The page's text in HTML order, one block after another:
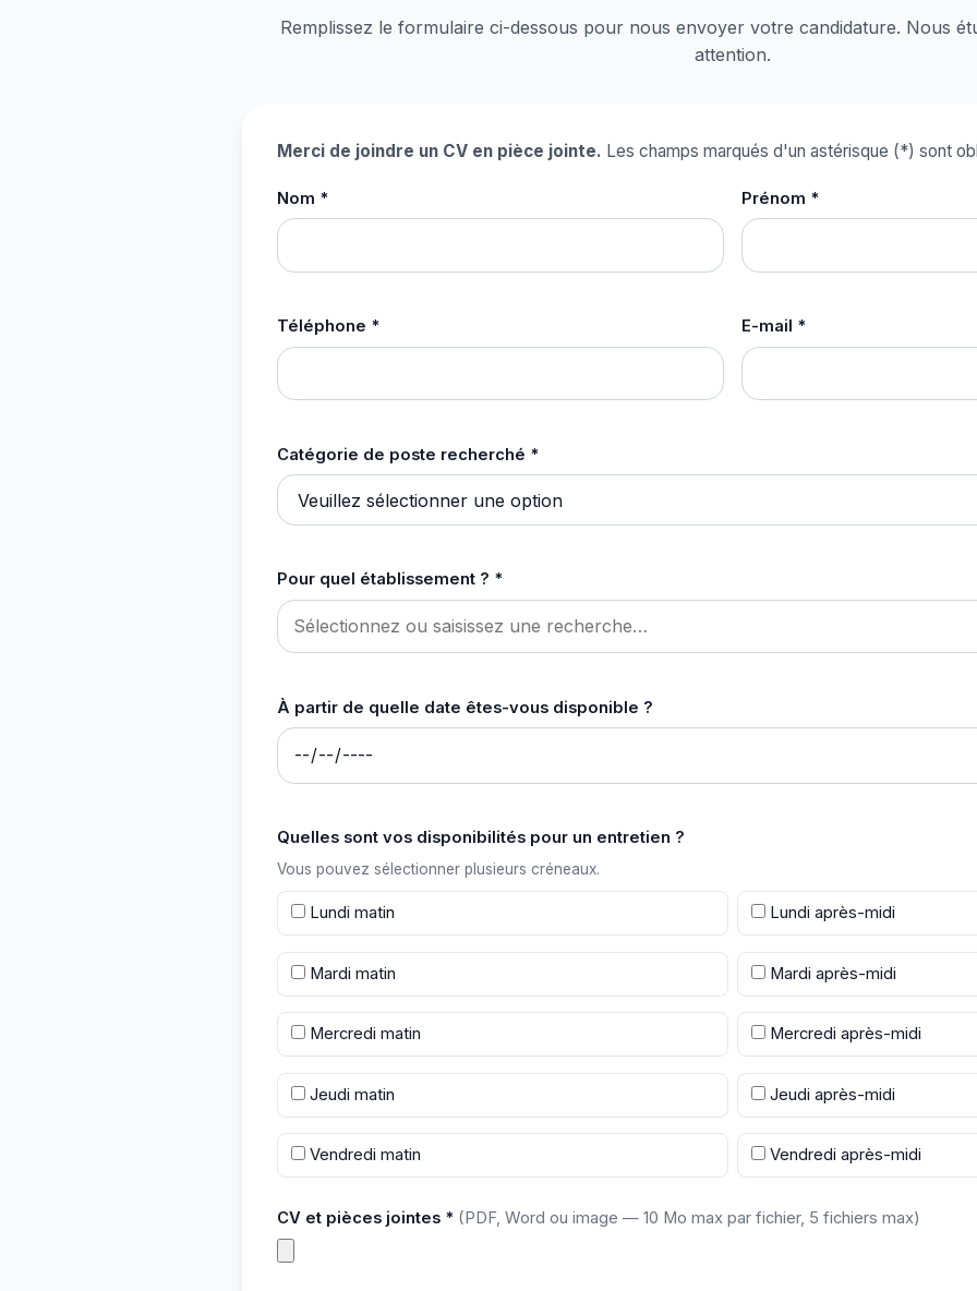
Remplissez le formulaire ci-dessous pour nous envoyer votre candidature. Nous
attention.
Merci de joindre un CV en pièce jointe. Les champs marqués d'un astérisque (*) sont
Nom * Prénom *
Téléphone * E-mail *
Catégorie de poste recherché *
Pour quel établissement ? *
À partir de quelle date êtes-vous disponible ?
Quelles sont vos disponibilités pour un entretien ?
Vous pouvez sélectionner plusieurs créneaux.
Lundi matin Lundi après-midi
Mardi matin Mardi après-midi
Mercredi matin Mercredi après-midi
Jeudi matin Jeudi après-midi
Vendredi matin Vendredi après-midi
CV et pièces jointes * (PDF, Word ou image — 10 Mo max par fichier, 5 fichiers max)